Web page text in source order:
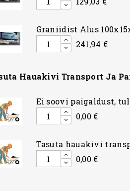
Graniidist Alus
241,94 €
Hauakivi Transport Ja
Ei soovi paigaldust,
0,00 €
Tasuta hauakivi
0,00 €